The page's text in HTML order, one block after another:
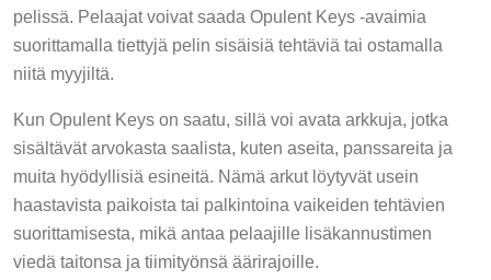
pelissä. Pelaajat voivat saada Opulent Keys -avaimia
suorittamalla tiettyjä pelin sisäisiä tehtäviä tai ostamalla
niitä myyjiltä.
Kun Opulent Keys on saatu, sillä voi avata arkkuja, jotka
sisältävät arvokasta saalista, kuten aseita, panssareita ja
muita hyödyllisiä esineitä. Nämä arkut löytyvät usein
haastavista paikoista tai palkintoina vaikeiden tehtävien
suorittamisesta, mikä antaa pelaajille lisäkannustimen
viedä taitonsa ja tiimityönsä äärirajoille.